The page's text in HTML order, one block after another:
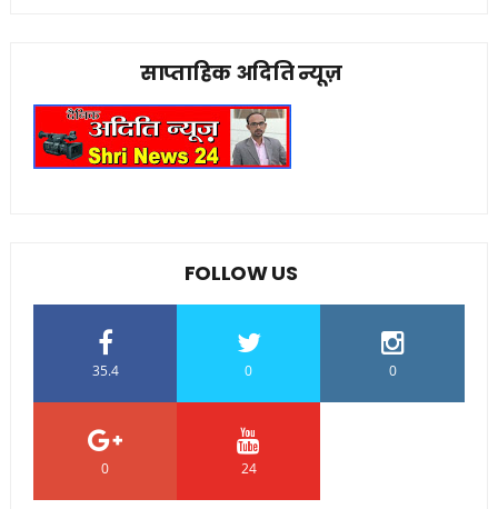
साप्ताहिक अदिति न्यूज़
FOLLOW US
35.4 0 0
0 24